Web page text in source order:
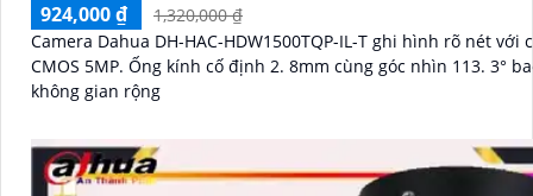
924,000 ₫
1,320,000 ₫
Camera Dahua DH-HAC-HDW1500TQP-IL-T ghi hình rõ nét với
CMOS 5MP. Ống kính cố định 2. 8mm cùng góc nhìn 113. 3° bao quát
không gian rộng